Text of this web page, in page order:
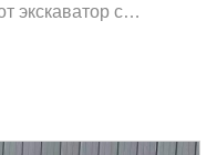
экскаватор с
продуктом. Он
оборудованием для
низком расходе